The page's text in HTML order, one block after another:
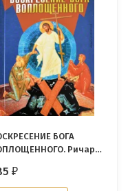
БОГА
Ричард
₽